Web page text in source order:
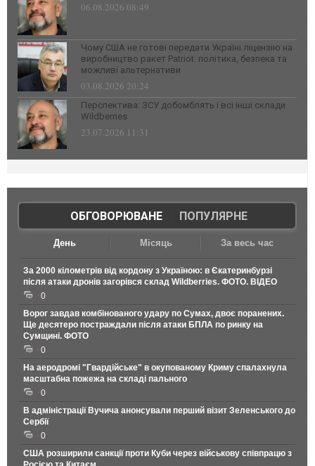
06.08.2026 08:49
Чому США не готові передати Україні ліцензію на
виробництво ракет Patriot: політика, безпека та
можливі альтернативи
03.08.2026 20:24
Перспектива: ЗСУ добомблять і всі інші склади
Wildberries
23.07.2026 11:31
ОБГОВОРЮВАНЕ| ПОПУЛЯРНЕ
День Місяць За весь час
За 2000 кілометрів від кордону з Україною: в Єкатеринбурзі
після атаки дронів загорівся склад Wildberries. ФОТО. ВІДЕО
0
Ворог завдав комбінованого удару по Сумах, двоє поранених.
Ще десятеро постраждали після атаки БПЛА по ринку на
Сумщині. ФОТО
0
На аеродромі "Гвардійське" в окупованому Криму спалахнула
масштабна пожежа на складі пального
0
В адміністрації Вучича анонсували перший візит Зеленського до
Сербії
0
США розширили санкції проти Куби через військову співпрацю з